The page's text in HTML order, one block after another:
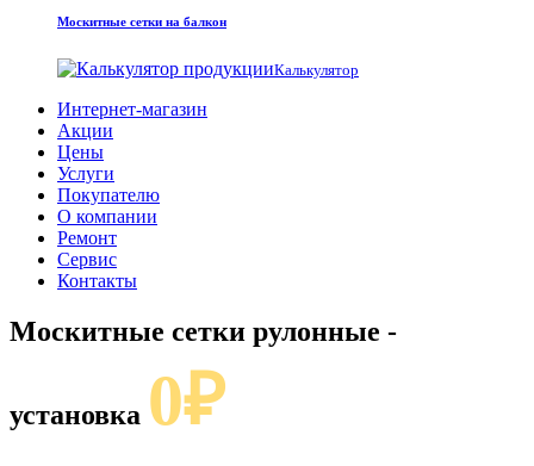
Москитные сетки на балкон
Калькулятор
Интернет-магазин
Акции
Цены
Услуги
Покупателю
О компании
Ремонт
Сервис
Контакты
Москитные сетки рулонные -
установка 0₽